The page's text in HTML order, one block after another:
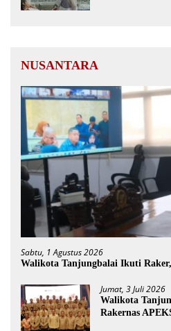
NUSANTARA
Sabtu, 1 Agustus 2026
Walikota Tanjungbalai Ikuti
Jumat, 3 Juli 2026
Walikota
Rakernas